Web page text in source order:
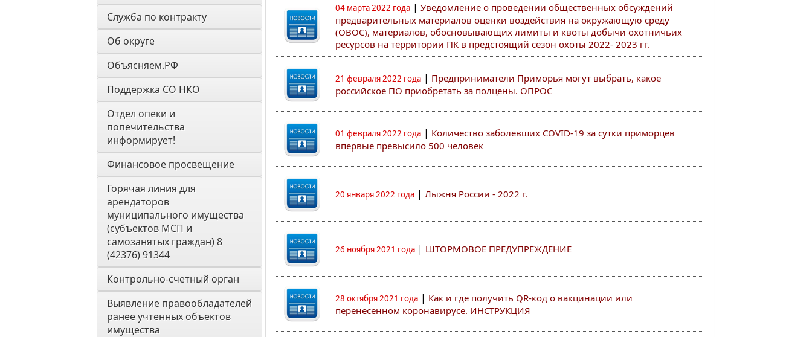
Служба по контракту
Об округе
Объясняем.РФ
Поддержка СО НКО
Отдел опеки и
попечительства
информирует!
Финансовое просвещение
Горячая линия для
арендаторов
муниципального имущества
(субъектов МСП и
самозанятых граждан) 8
(42376) 91344
Контрольно-счетный орган
Выявление правообладателей
ранее учтенных объектов
имущества
04 марта 2022 года | Уведомление о проведении общественных обсуждений
предварительных материалов оценки воздействия на окружающую среду
(ОВОС), материалов, обосновывающих лимиты и квоты добычи охотничьих
ресурсов на территории ПК в предстоящий сезон охоты 2022- 2023 гг.
21 февраля 2022 года | Предприниматели Приморья могут выбрать, какое
российское ПО приобретать за полцены. ОПРОС
01 февраля 2022 года | Количество заболевших COVID-19 за сутки приморцев
впервые превысило 500 человек
20 января 2022 года | Лыжня России - 2022 г.
26 ноября 2021 года | ШТОРМОВОЕ ПРЕДУПРЕЖДЕНИЕ
28 октября 2021 года | Как и где получить QR-код о вакцинации или
перенесенном коронавирусе. ИНСТРУКЦИЯ